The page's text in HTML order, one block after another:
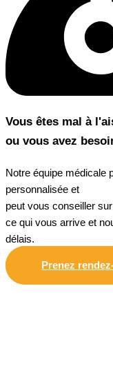
Vous êtes mal à
ou vous avez
Notre équipe médicale
personnalisée et
peut vous conseiller
ce qui vous arrive et
délais.
Prenez